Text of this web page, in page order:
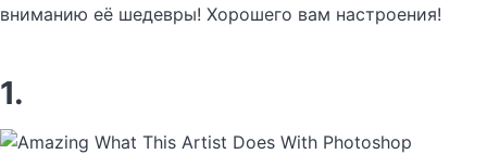
вниманию её шедевры! Хорошего вам настроения!
1.